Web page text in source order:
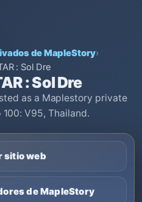
de MapleStory›
: Sol Dre
: Sol Dre
as a Maplestory private
V95, Thailand.
sitio web
de MapleStory